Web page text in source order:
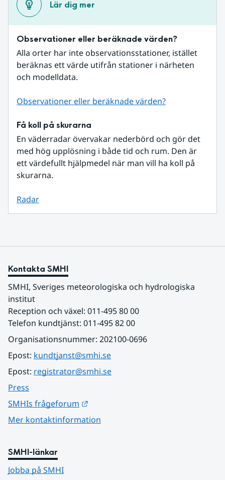
Lär dig mer
Observationer eller beräknade värden?
Alla orter har inte observationsstationer, istället
beräknas ett värde utifrån stationer i närheten
och modelldata.
Observationer eller beräknade värden?
Få koll på skurarna
En väderradar övervakar nederbörd och gör det
med hög upplösning i både tid och rum. Den är
ett värdefullt hjälpmedel när man vill ha koll på
skurarna.
Radar
Kontakta SMHI
SMHI, Sveriges meteorologiska och hydrologiska
institut
Reception och växel: 011-495 80 00
Telefon kundtjänst: 011-495 82 00
Organisationsnummer: 202100-0696
Epost: kundtjanst@smhi.se
Epost: registrator@smhi.se
Press
SMHIs frågeforum
Mer kontaktinformation
SMHI-länkar
Jobba på SMHI